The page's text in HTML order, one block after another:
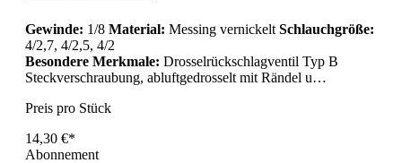
Gewinde: 1/8 Material: Messing vernickelt Schlauchgröße:
4/2,7, 4/2,5, 4/2
Besondere Merkmale: Drosselrückschlagventil Typ B
Steckverschraubung, abluftgedrosselt mit Rändel u…
Preis pro Stück
14,30 €*
Abonnement